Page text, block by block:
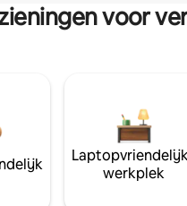
voor
werkplek